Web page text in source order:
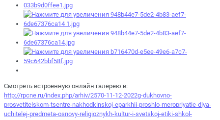
Смотреть встроенную онлайн галерею в:
http://rpcne.ru/index.php/arhiv/2570-11-12-2022g-dukhovno-
prosvetitelskom-tsentre-nakhodkinskoj-eparkhii-proshlo-meropriyatie-dlya-
uchitelej-predmeta-osnovy-religioznykh-kultur-i-svetskoj-etiki-shkol-